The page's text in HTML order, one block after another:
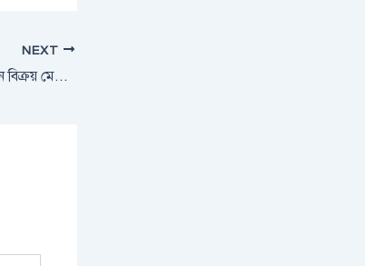
NEXT
সীতাকুণ্ডে সিকিউর সিটির দোকান বিক্রয় মেলা শুরু